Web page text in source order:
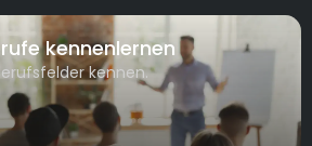
kennenlernen
kennen.